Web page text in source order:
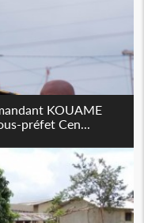
KOUAME
préfet Cen...